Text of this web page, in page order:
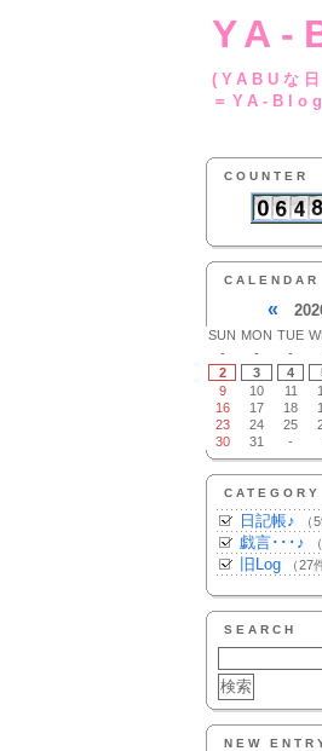
YA-
＝YA-
COUNTER
CALENDAR
«
SUN MON TUE
-
- -
2
3 4
9
10 11
16
17 18
23
24 25
30
31 -
CATEGORY
日記帳♪ （
戯言･･･♪
旧Log （27
SEARCH
NEW